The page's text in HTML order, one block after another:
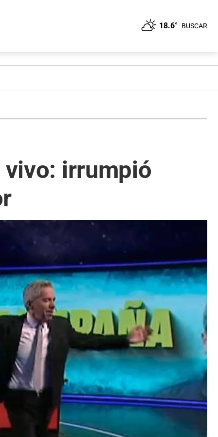
18.6° BUSCAR
vivo: irrumpió